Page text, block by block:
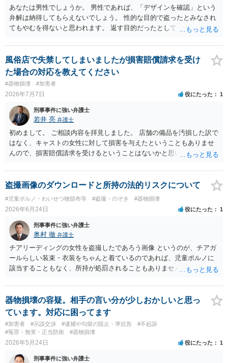
あなたは男性でしょうか。 男性であれば、「デザインを確認」という
弁解は納得してもらえないでしょう。 性的な目的で盗ったとみなされ
てもやむを得ないと思われます。 返す目的だったとしても、性的な目
法領得の意思は発現しており、窃盗の既遂罪は成立し得まると思われ
ます。 元の場所に戻したのは、前述の目的を遂行する関係上、ばれな
いように戻したと評価されることになるのではないかと思います。 防
犯カメラに写っているのがあなたなのかは不明ですが、極めて深刻な
事態になっているのは確かです。お早目にご両親などとも相談して、
弁護士を依頼の上、示談の方向で動かれるのがよろしいかと思いま
す。
風俗店で失禁してしまいましたが損害賠償請求を受け
た場合の対応を教えてください
#器物損壊 #加害者
2026年7月7日 役にたった 1
刑事事件に強い弁護士
若井 亮 弁護士
初めまして。 ご相談内容を拝見しました。 店舗の備品を汚損した訳で
はなく、キャストの女性に対して損害を与えたということもありませ
んので、損害賠償請求を受けるということはないかと思います。 万が
請求内容やその根拠を確認のうえ持ち帰り、弁護士に相談するように
してください。 以上、ご参考になれば幸いです。
盗撮画像のダウンロードと所持の法的リスクについて
#児童ポルノ・わいせつ物頒布等 #盗撮・のぞき #器物損壊
2026年6月24日 役にたった 1
刑事事件に強い弁護士
奥村 徹 弁護士
チアリーディングの女性を盗撮したであろう画像 というのが、チアガ
ールらしい装束・衣装をちゃんと着ているのであれば、児童ポルノに
該当することもなく、所持が処罰されることもありません
器物損壊の容疑。相手の言い分が少しおかしいと思っ
ています。対応に困ってます
#加害者 #示談交渉 #逮捕や勾留の阻止・準抗告
#不起訴
#冤罪・無実・正当防衛
#器物損壊
2026年5月24日 役にたった 1
刑事事件に強い弁護士